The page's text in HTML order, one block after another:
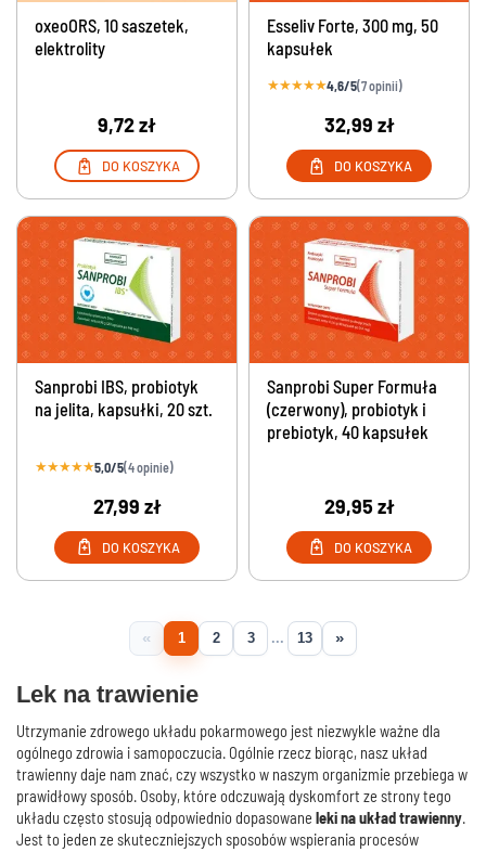
oxeoORS, 10 saszetek,
elektrolity
9,72 zł
DO KOSZYKA
Esseliv Forte, 300 mg, 50
kapsułek
★★★★★4,6/5(7 opinii)
32,99 zł
DO KOSZYKA
Sanprobi IBS, probiotyk
na jelita, kapsułki, 20 szt.
★★★★★5,0/5(4 opinie)
27,99 zł
DO KOSZYKA
Sanprobi Super Formuła
(czerwony), probiotyk i
prebiotyk, 40 kapsułek
29,95 zł
DO KOSZYKA
« 1 2 3 ... 13 »
Lek na trawienie
Utrzymanie zdrowego układu pokarmowego jest niezwykle ważne dla
ogólnego zdrowia i samopoczucia. Ogólnie rzecz biorąc, nasz układ
trawienny daje nam znać, czy wszystko w naszym organizmie przebiega w
prawidłowy sposób. Osoby, które odczuwają dyskomfort ze strony tego
układu często stosują odpowiednio dopasowane leki na układ trawienny.
Jest to jeden ze skuteczniejszych sposobów wspierania procesów